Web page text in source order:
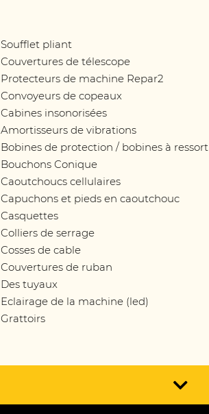
Soufflet pliant
Couvertures de télescope
Protecteurs de machine Repar2
Convoyeurs de copeaux
Cabines insonorisées
Amortisseurs de vibrations
Bobines de protection / bobines à ressort
Bouchons Conique
Caoutchoucs cellulaires
Capuchons et pieds en caoutchouc
Casquettes
Colliers de serrage
Cosses de cable
Couvertures de ruban
Des tuyaux
Eclairage de la machine (led)
Grattoirs